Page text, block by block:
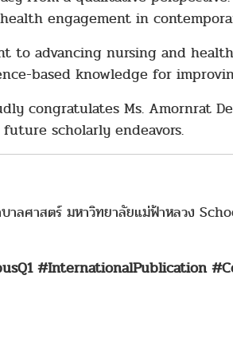
engagement in
to advancing nursing and
based knowledge for
congratulates Ms. Amornrat
scholarly endeavors.
าลศาสตร์ มหาวิทยาลัยแม่ฟ้าหลวง
#InternationalPublication